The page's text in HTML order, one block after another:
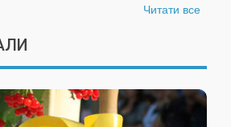
Читати все